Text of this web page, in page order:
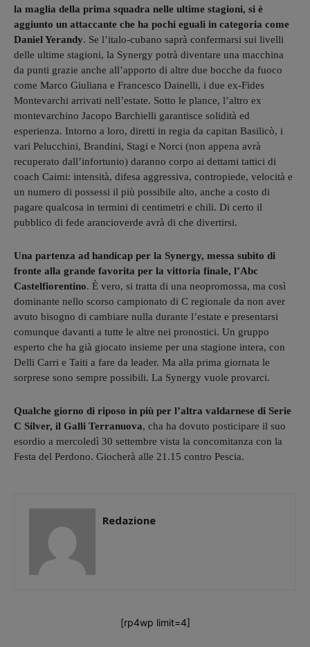
la maglia della prima squadra nelle ultime stagioni, si è
aggiunto un attaccante che ha pochi eguali in categoria come
Daniel Yerandy. Se l’italo-cubano saprà confermarsi sui livelli
delle ultime stagioni, la Synergy potrà diventare una macchina
da punti grazie anche all’apporto di altre due bocche da fuoco
come Marco Giuliana e Francesco Dainelli, i due ex-Fides
Montevarchi arrivati nell’estate. Sotto le plance, l’altro ex
montevarchino Jacopo Barchielli garantisce solidità ed
esperienza. Intorno a loro, diretti in regia da capitan Basilicò, i
vari Pelucchini, Brandini, Stagi e Norci (non appena avrà
recuperato dall’infortunio) daranno corpo ai dettami tattici di
coach Caimi: intensità, difesa aggressiva, contropiede, velocità e
un numero di possessi il più possibile alto, anche a costo di
pagare qualcosa in termini di centimetri e chili. Di certo il
pubblico di fede arancioverde avrà di che divertirsi.
Una partenza ad handicap per la Synergy, messa subito di
fronte alla grande favorita per la vittoria finale, l’Abc
Castelfiorentino. È vero, si tratta di una neopromossa, ma così
dominante nello scorso campionato di C regionale da non aver
avuto bisogno di cambiare nulla durante l’estate e presentarsi
comunque davanti a tutte le altre nei pronostici. Un gruppo
esperto che ha già giocato insieme per una stagione intera, con
Delli Carri e Taiti a fare da leader. Ma alla prima giornata le
sorprese sono sempre possibili. La Synergy vuole provarci.
Qualche giorno di riposo in più per l’altra valdarnese di Serie
C Silver, il Galli Terranuova, cha ha dovuto posticipare il suo
esordio a mercoledì 30 settembre vista la concomitanza con la
Festa del Perdono. Giocherà alle 21.15 contro Pescia.
Redazione
[rp4wp limit=4]